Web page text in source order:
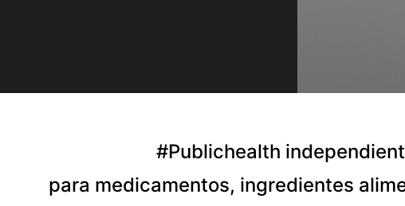
#Publichealth
para medicamentos, ingredientes